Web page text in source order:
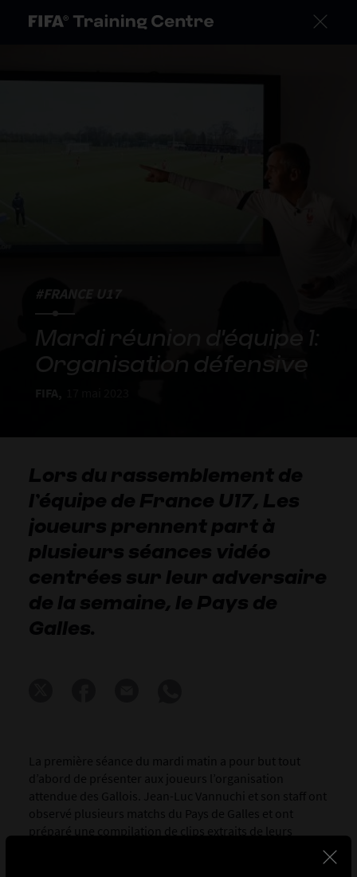
#FRANCE U17
Mardi réunion d'équipe 1:
Organisation défensive
Lors du rassemblement de
l’équipe de France U17, Les
joueurs prennent part à
plusieurs séances vidéo
centrées sur leur adversaire
de la semaine, le Pays de
Galles.
La première séance du mardi matin a pour but tout
d’abord de présenter aux joueurs l’organisation
attendue des Gallois. Jean-Luc Vannuchi et son staff ont
observé plusieurs matchs du Pays de Galles et ont
préparé une compilation de clips extraits de leurs